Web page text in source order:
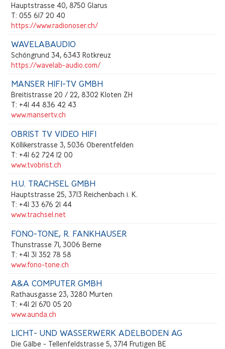
Hauptstrasse 40, 8750 Glarus
T: 055 617 20 40
https://www.radionoser.ch/
WAVELABAUDIO
Schöngrund 34, 6343 Rotkreuz
https://wavelab-audio.com/
MANSER HIFI-TV GMBH
Breitistrasse 20 / 22, 8302 Kloten ZH
T: +41 44 836 42 43
www.mansertv.ch
OBRIST TV VIDEO HIFI
Köllikerstrasse 3, 5036 Oberentfelden
T: +41 62 724 12 00
www.tvobrist.ch
H.U. TRACHSEL GMBH
Hauptstrasse 25, 3713 Reichenbach i. K.
T: +41 33 676 21 44
www.trachsel.net
FONO-TONE, R. FANKHAUSER
Thunstrasse 71, 3006 Berne
T: +41 31 352 78 58
www.fono-tone.ch
A&A COMPUTER GMBH
Rathausgasse 23, 3280 Murten
T: +41 21 670 05 20
www.aunda.ch
LICHT- UND WASSERWERK ADELBODEN AG
Die Gälbe - Tellenfeldstrasse 5, 3714 Frutigen BE